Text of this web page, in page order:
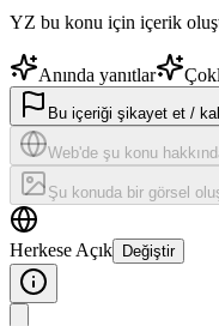
YZ bu konu için içerik
Anında yanıtlar
Bu içeriği şikayet et /
Web'de şu konu
Şu konuda bir görsel
Herkese Açık Değiştir